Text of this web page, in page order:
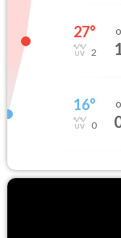
27°
2
16°
0